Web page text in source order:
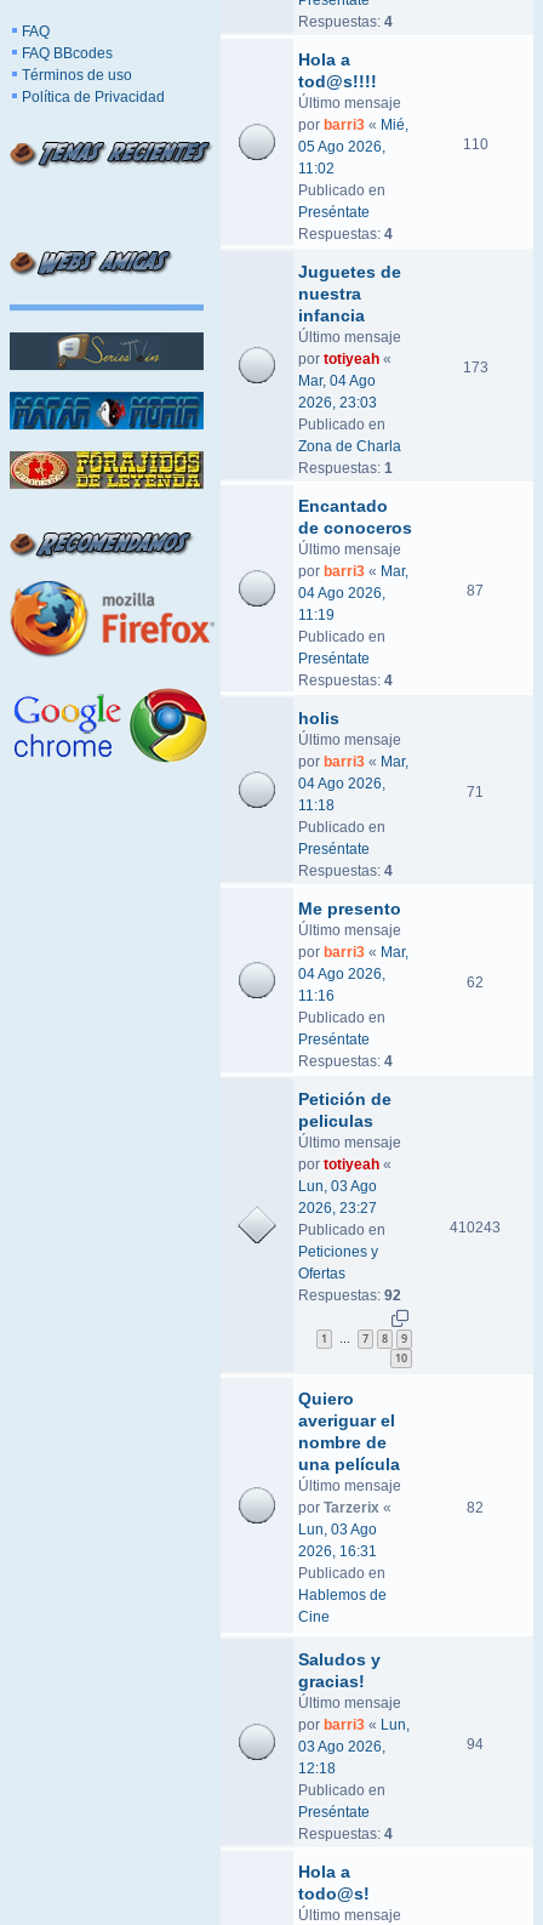
FAQ
FAQ BBcodes
Términos de uso
Política de Privacidad
Respuestas: 4
Hola a
tod@s!!!!
Último mensaje
por barri3 « Mié,
05 Ago 2026,
11:02
Publicado en
Preséntate
Respuestas: 4
110
Juguetes de
nuestra
infancia
Último mensaje
por totiyeah «
Mar, 04 Ago
2026, 23:03
Publicado en
Zona de Charla
Respuestas: 1
173
Encantado
de conoceros
Último mensaje
por barri3 « Mar,
04 Ago 2026,
11:19
Publicado en
Preséntate
Respuestas: 4
87
holis
Último mensaje
por barri3 « Mar,
04 Ago 2026,
11:18
Publicado en
Preséntate
Respuestas: 4
71
Me presento
Último mensaje
por barri3 « Mar,
04 Ago 2026,
11:16
Publicado en
Preséntate
Respuestas: 4
62
Petición de
peliculas
Último mensaje
por totiyeah «
Lun, 03 Ago
2026, 23:27
Publicado en
Peticiones y
Ofertas
Respuestas: 92
1 7 8
9
10
410243
Quiero
averiguar el
nombre de
una película
Último mensaje
por Tarzerix «
Lun, 03 Ago
2026, 16:31
Publicado en
Hablemos de
Cine
82
Saludos y
gracias!
Último mensaje
por barri3 « Lun,
03 Ago 2026,
12:18
Publicado en
Preséntate
Respuestas: 4
94
Hola a
todo@s!
Último mensaje